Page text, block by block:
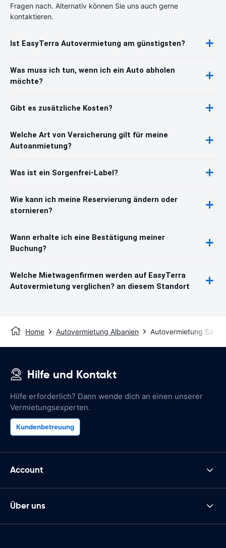
Fragen nach. Alternativ können Sie uns auch gerne
kontaktieren.
Ist EasyTerra Autovermietung am günstigsten?
Was muss ich tun, wenn ich ein Auto abholen
möchte?
Gibt es zusätzliche Kosten?
Welche Art von Versicherung gilt für meine
Autoanmietung?
Was ist ein Sorgenfrei-Label?
Wie kann ich meine Reservierung ändern oder
stornieren?
Wann erhalte ich eine Bestätigung meiner
Buchung?
Welche Mietwagenfirmen werden auf EasyTerra
Autovermietung verglichen? an diesem Standort
Home Autovermietung Albanien Autovermietung
Hilfe und Kontakt
Hilfe erforderlich? Dann wende dich an einen unserer
Vermietungsexperten.
Kundenbetreuung
Account
Über uns